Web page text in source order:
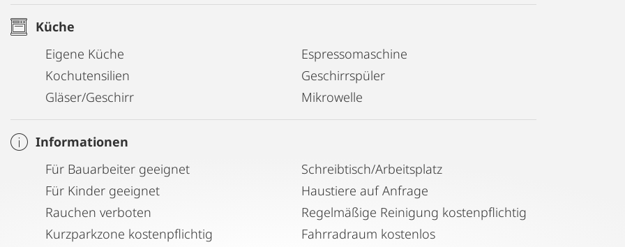
Küche
Eigene Küche
Kochutensilien
Gläser/Geschirr
Espressomaschine
Geschirrspüler
Mikrowelle
Informationen
Für Bauarbeiter geeignet
Für Kinder geeignet
Rauchen verboten
Kurzparkzone kostenpflichtig
Schreibtisch/Arbeitsplatz
Haustiere auf Anfrage
Regelmäßige Reinigung kostenpflichtig
Fahrradraum kostenlos